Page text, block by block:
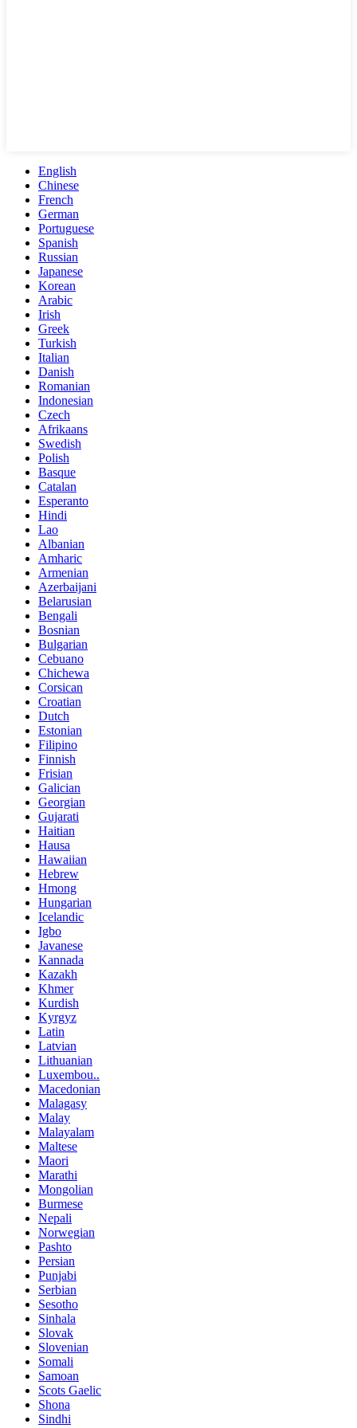
English
Chinese
French
German
Portuguese
Spanish
Russian
Japanese
Korean
Arabic
Irish
Greek
Turkish
Italian
Danish
Romanian
Indonesian
Czech
Afrikaans
Swedish
Polish
Basque
Catalan
Esperanto
Hindi
Lao
Albanian
Amharic
Armenian
Azerbaijani
Belarusian
Bengali
Bosnian
Bulgarian
Cebuano
Chichewa
Corsican
Croatian
Dutch
Estonian
Filipino
Finnish
Frisian
Galician
Georgian
Gujarati
Haitian
Hausa
Hawaiian
Hebrew
Hmong
Hungarian
Icelandic
Igbo
Javanese
Kannada
Kazakh
Khmer
Kurdish
Kyrgyz
Latin
Latvian
Lithuanian
Luxembou..
Macedonian
Malagasy
Malay
Malayalam
Maltese
Maori
Marathi
Mongolian
Burmese
Nepali
Norwegian
Pashto
Persian
Punjabi
Serbian
Sesotho
Sinhala
Slovak
Slovenian
Somali
Samoan
Scots Gaelic
Shona
Sindhi